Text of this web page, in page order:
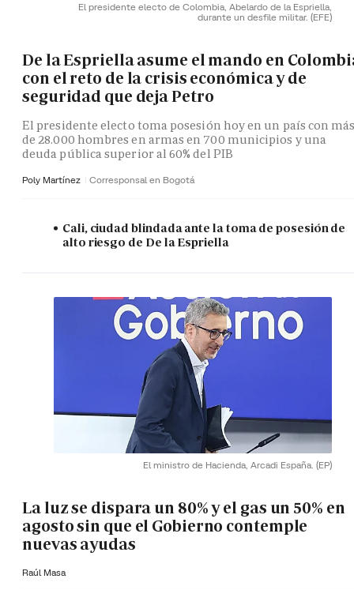
El presidente electo de Colombia, Abelardo de la Espriella,
durante un desfile militar. (EFE)
De la Espriella asume el mando en
con el reto de la crisis económica y de
seguridad que deja Petro
El presidente electo toma posesión hoy en un país con
de 28.000 hombres en armas en 700 municipios y una
deuda pública superior al 60% del PIB
Poly Martínez Corresponsal en Bogotá
Cali, ciudad blindada ante la toma de posesión de
alto riesgo de De la Espriella
El ministro de Hacienda, Arcadi España. (EP)
La luz se dispara un 80% y el gas un 50% en
agosto sin que el Gobierno contemple
nuevas ayudas
Raúl Masa